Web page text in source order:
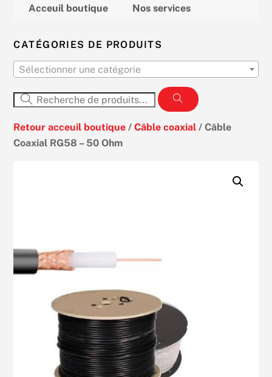
Acceuil boutique Nos services
CATÉGORIES DE PRODUITS
Sélectionner une catégorie
Retour acceuil boutique /Câble coaxial / Câble
Coaxial RG58 – 50 Ohm